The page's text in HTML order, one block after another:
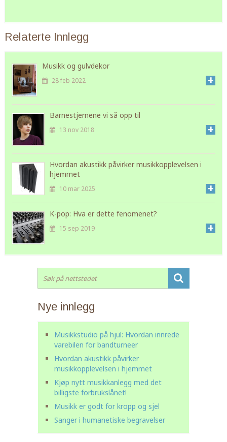
Relaterte Innlegg
Musikk og gulvdekor
28 feb 2022 +
Barnestjernene vi så opp til
13 nov 2018 +
Hvordan akustikk påvirker musikkopplevelsen i
hjemmet
10 mar 2025 +
K-pop: Hva er dette fenomenet?
15 sep 2019 +
Nye innlegg
Musikkstudio på hjul: Hvordan innrede
varebilen for bandturneer
Hvordan akustikk påvirker
musikkopplevelsen i hjemmet
Kjøp nytt musikkanlegg med det
billigste forbrukslånet!
Musikk er godt for kropp og sjel
Sanger i humanetiske begravelser